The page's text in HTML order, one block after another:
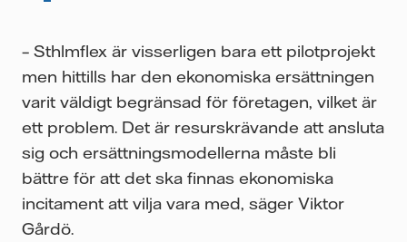
– Sthlmflex är visserligen bara ett pilotprojekt
men hittills har den ekonomiska ersättningen
varit väldigt begränsad för företagen, vilket är
ett problem. Det är resurskrävande att ansluta
sig och ersättningsmodellerna måste bli
bättre för att det ska finnas ekonomiska
incitament att vilja vara med, säger Viktor
Gårdö.